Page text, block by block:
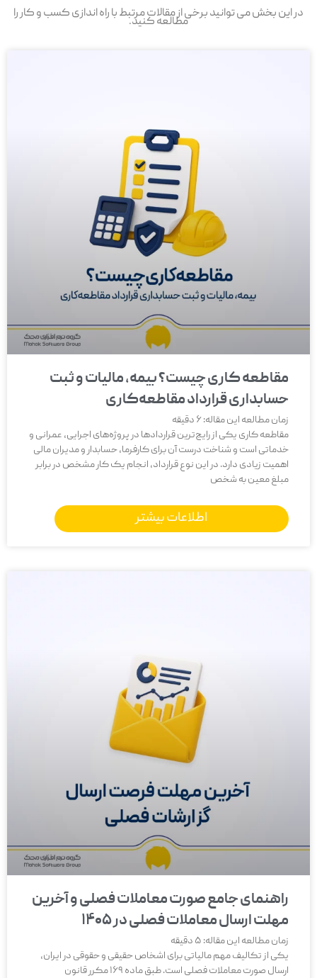
در این بخش می توانید برخی از مقالات مرتبط با راه اندازی کسب و کار را
مطالعه کنید.
مقاطعه‌ کاری چیست؟ بیمه، مالیات و ثبت
حسابداری قرارداد مقاطعه‌کاری
زمان مطالعه این مقاله:6 دقیقه
مقاطعه ‌کاری یکی از رایج‌ترین قراردادها در پروژه‌های اجرایی، عمرانی و
خدماتی است و شناخت درست آن برای کارفرما، حسابدار و مدیران مالی
اهمیت زیادی دارد. در این نوع قرارداد، انجام یک کار مشخص در برابر
مبلغ معین به شخص
اطلاعات بیشتر
راهنمای جامع صورت معاملات فصلی و آخرین
مهلت ارسال معاملات فصلی در ۱۴۰۵
زمان مطالعه این مقاله: 5 دقیقه
یکی از تکالیف مهم مالیاتی برای اشخاص حقیقی و حقوقی در ایران،
ارسال صورت معاملات فصلی است. طبق ماده 169 مکرر قانون